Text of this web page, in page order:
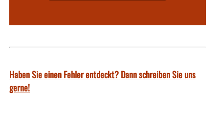
Haben Sie einen Fehler entdeckt? Dann schreiben Sie uns
gerne!